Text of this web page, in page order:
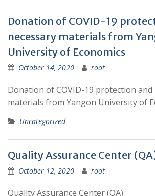
Donation of COVID-19
necessary materials from
University of Economics
October 14, 2020 root
Donation of COVID-19 protection and
materials from Yangon University of
Uncategorized
Quality Assurance Center
October 12, 2020 root
Quality Assurance Center (QA)